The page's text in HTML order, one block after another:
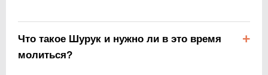
Что такое Шурук и нужно ли в это время
молиться?